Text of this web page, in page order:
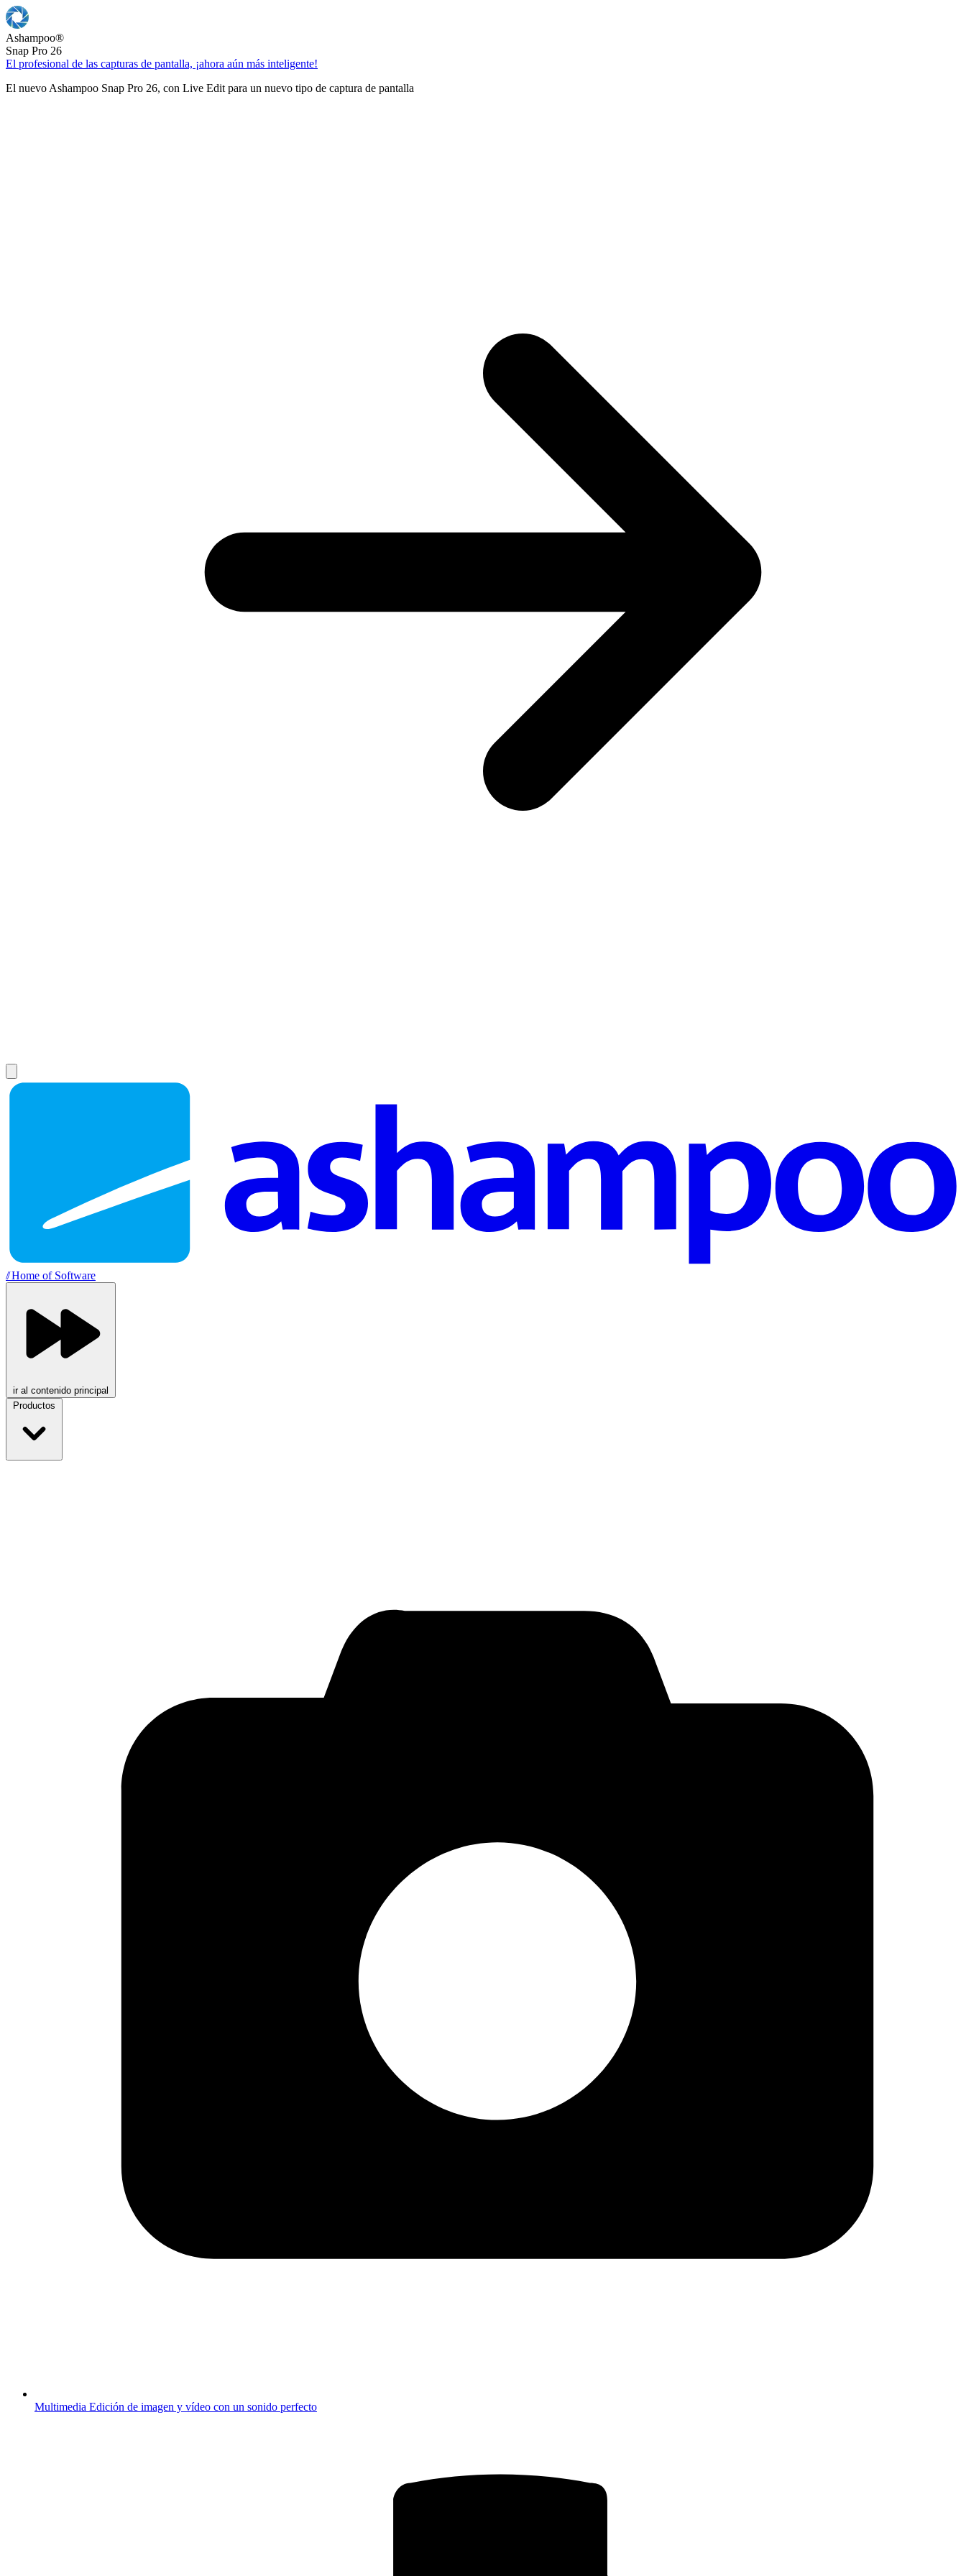
Ashampoo®
Snap Pro 26
El profesional de las capturas de pantalla, ¡ahora aún más inteligente!
El nuevo Ashampoo Snap Pro 26, con Live Edit para un nuevo tipo de captura de pantalla
//Home of Software
ir al contenido principal
Productos
Multimedia Edición de imagen y vídeo con un sonido perfecto